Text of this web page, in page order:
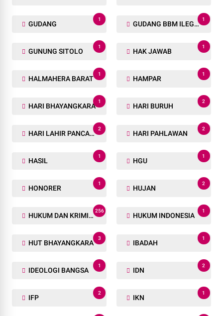
GUDANG
1
GUDANG BBM ILEGAL
1
GUNUNG SITOLO
1
HAK JAWAB
1
HALMAHERA BARAT
1
HAMPAR
1
HARI BHAYANGKARA
1
HARI BURUH
2
HARI LAHIR PANCASILA
2
HARI PAHLAWAN
2
HASIL
1
HGU
1
HONORER
1
HUJAN
2
HUKUM DAN KRIMINAL
256
HUKUM INDONESIA
1
HUT BHAYANGKARA
3
IBADAH
1
IDEOLOGI BANGSA
1
IDN
2
IFP
2
IKN
1